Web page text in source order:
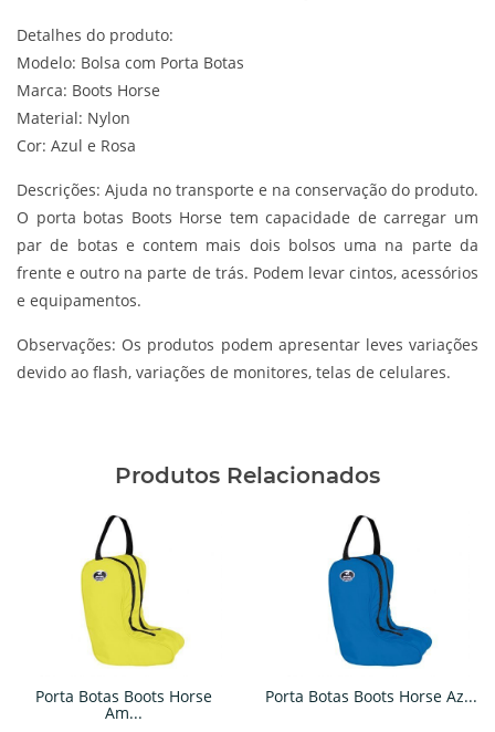
Detalhes do produto:
Modelo: Bolsa com Porta Botas
Marca: Boots Horse
Material: Nylon
Cor: Azul e Rosa
Descrições: Ajuda no transporte e na conservação do produto.
O porta botas Boots Horse tem capacidade de carregar um
par de botas e contem mais dois bolsos uma na parte da
frente e outro na parte de trás. Podem levar cintos, acessórios
e equipamentos.
Observações: Os produtos podem apresentar leves variações
devido ao flash, variações de monitores, telas de celulares.
Produtos Relacionados
Porta Botas Boots Horse
Am...
Porta Botas Boots Horse Az...